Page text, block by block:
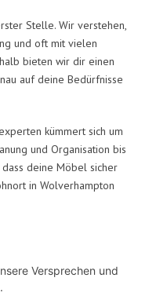
Stelle. Wir verstehen,
und oft mit vielen
bieten wir dir einen
auf deine Bedürfnisse
kümmert sich um
und Organisation bis
deine Möbel sicher
in Wolverhampton
Versprechen und